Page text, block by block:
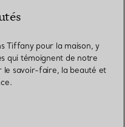
Tiffany pour la maison, y
qui témoignent de notre
le savoir-faire, la beauté et